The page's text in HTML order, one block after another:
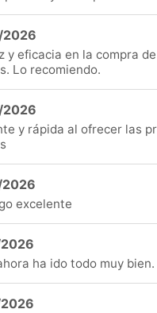
y eficacia en la compra
Lo recomiendo.
y rápida al ofrecer las
excelente
ha ido todo muy bien.